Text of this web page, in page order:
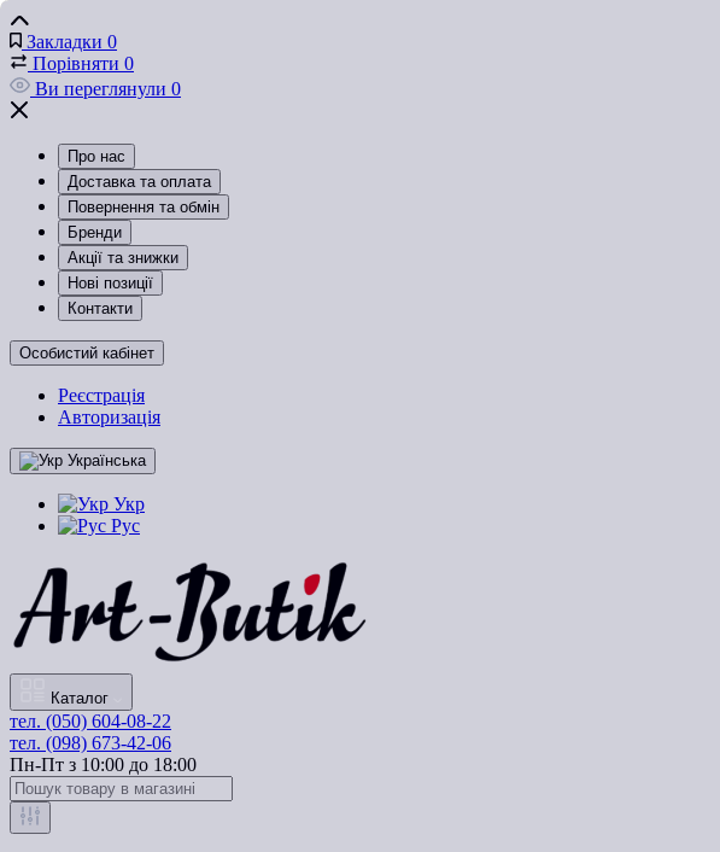
Закладки 0
Порівняти 0
Ви переглянули 0
Про нас
Доставка та оплата
Повернення та обмін
Бренди
Акції та знижки
Нові позиції
Контакти
Особистий кабінет
Реєстрація
Авторизація
Українська
Укр
Рус
Каталог
тел. (050) 604-08-22
тел. (098) 673-42-06
Пн-Пт з 10:00 до 18:00